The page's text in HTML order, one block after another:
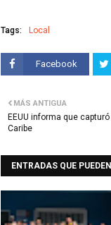
Tags: Local
Facebook
MÁS ANTIGUA
EEUU informa que
Caribe
ENTRADAS QUE